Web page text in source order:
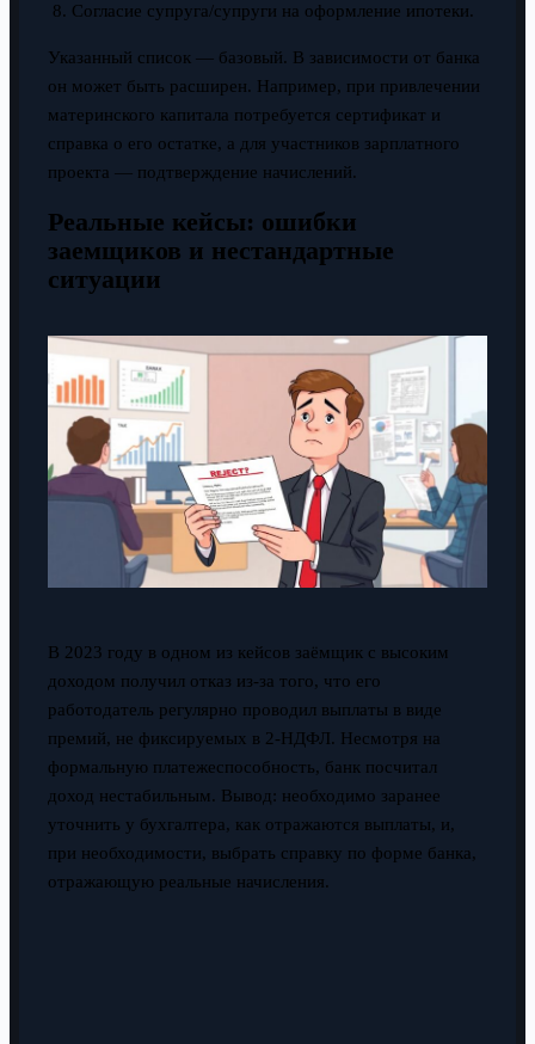
Согласие супруга/супруги на оформление ипотеки.
Указанный список — базовый. В зависимости от банка
он может быть расширен. Например, при привлечении
материнского капитала потребуется сертификат и
справка о его остатке, а для участников зарплатного
проекта — подтверждение начислений.
Реальные кейсы: ошибки
заемщиков и нестандартные
ситуации
В 2023 году в одном из кейсов заёмщик с высоким
доходом получил отказ из-за того, что его
работодатель регулярно проводил выплаты в виде
премий, не фиксируемых в 2-НДФЛ. Несмотря на
формальную платежеспособность, банк посчитал
доход нестабильным. Вывод: необходимо заранее
уточнить у бухгалтера, как отражаются выплаты, и,
при необходимости, выбрать справку по форме банка,
отражающую реальные начисления.